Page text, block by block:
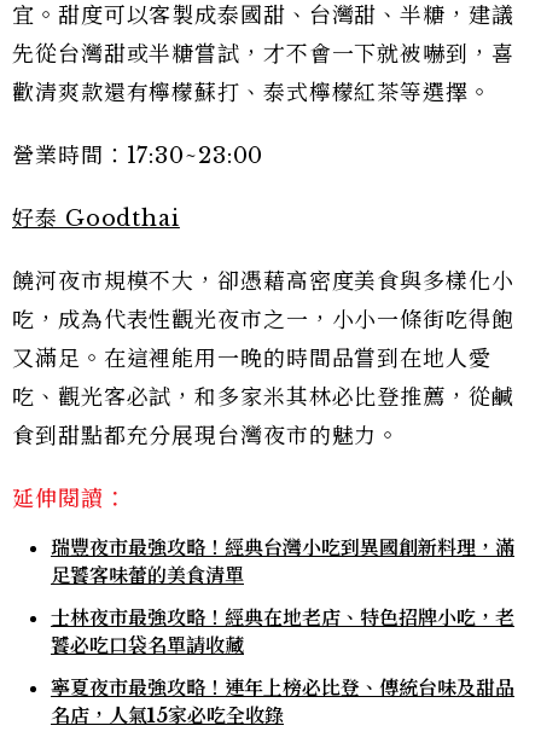
宜。甜度可以客製成泰國甜、台灣甜、半糖，建議
先從台灣甜或半糖嘗試，才不會一下就被嚇到，喜
歡清爽款還有檸檬蘇打、泰式檸檬紅茶等選擇。
營業時間：17:30~23:00
好泰 Goodthai
饒河夜市規模不大，卻憑藉高密度美食與多樣化小
吃，成為代表性觀光夜市之一，小小一條街吃得飽
又滿足。在這裡能用一晚的時間品嘗到在地人愛
吃、觀光客必試，和多家米其林必比登推薦，從鹹
食到甜點都充分展現台灣夜市的魅力。
延伸閱讀：
瑞豐夜市最強攻略！經典台灣小吃到異國創新料理，滿
足饕客味蕾的美食清單
士林夜市最強攻略！經典在地老店、特色招牌小吃，老
饕必吃口袋名單請收藏
寧夏夜市最強攻略！連年上榜必比登、傳統台味及甜品
名店，人氣15家必吃全收錄